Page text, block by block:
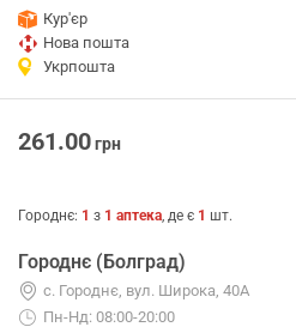
Кур'єр
Нова пошта
Укрпошта
261.00грн
Городнє: 1 з 1 аптека, де є 1 шт.
Городнє (Болград)
с. Городнє, вул. Широка, 40А
Пн-Нд: 08:00-20:00